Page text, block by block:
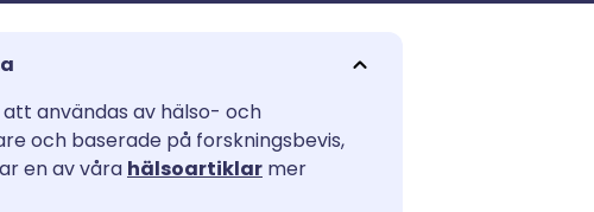
användas av hälso- och
och baserade på forskningsbevis,
en av våra hälsoartiklar mer